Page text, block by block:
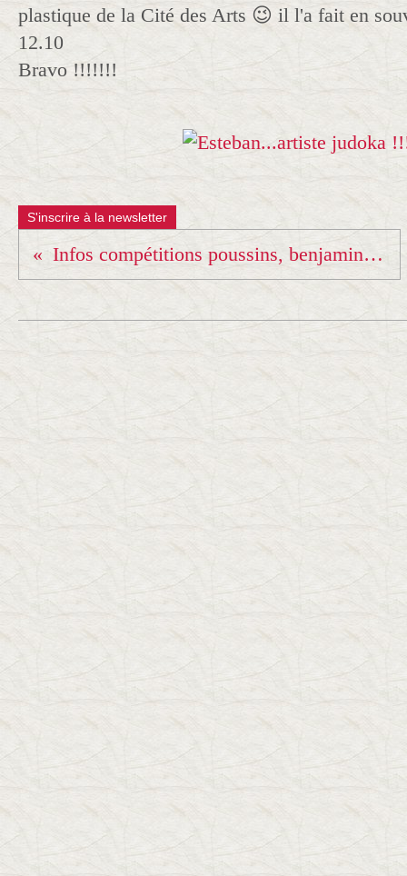
plastique de la Cité des Arts 😉 il l'a fait en
12.10
Bravo !!!!!!!
S'inscrire à la newsletter
Infos compétitions poussins, benjamins, minimes...nov et dec 2019